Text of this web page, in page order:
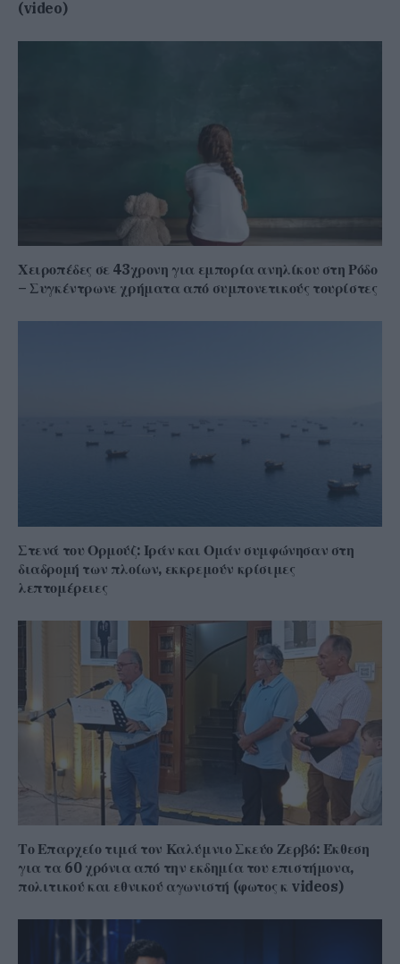
(video)
Χειροπέδες σε 43χρονη για εμπορία ανηλίκου στη Ρόδο
– Συγκέντρωνε χρήματα από συμπονετικούς τουρίστες
Στενά του Ορμούζ: Ιράν και Ομάν συμφώνησαν στη
διαδρομή των πλοίων, εκκρεμούν κρίσιμες
λεπτομέρειες
Το Επαρχείο τιμά τον Καλύμνιο Σκεύο Ζερβό: Έκθεση
για τα 60 χρόνια από την εκδημία του επιστήμονα,
πολιτικού και εθνικού αγωνιστή (φωτος κ videos)